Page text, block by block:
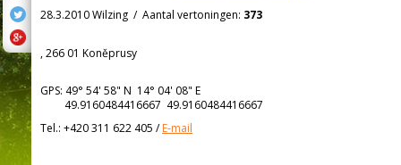
28.3.2010 Wilzing / Aantal vertoningen: 373
, 266 01 Koněprusy
GPS: 49° 54' 58" N 14° 04' 08" E
49.9160484416667 49.9160484416667
Tel.: +420 311 622 405 /E-mail